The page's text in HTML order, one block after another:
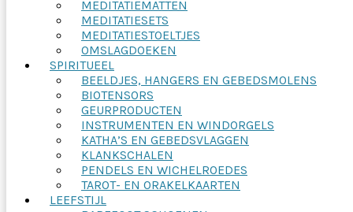
MEDITATIEMATTEN
MEDITATIESETS
MEDITATIESTOELTJES
OMSLAGDOEKEN
SPIRITUEEL
BEELDJES, HANGERS EN GEBEDSMOLENS
BIOTENSORS
GEURPRODUCTEN
INSTRUMENTEN EN WINDORGELS
KATHA’S EN GEBEDSVLAGGEN
KLANKSCHALEN
PENDELS EN WICHELROEDES
TAROT- EN ORAKELKAARTEN
LEEFSTIJL